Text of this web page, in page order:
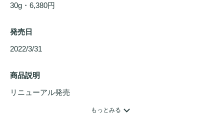
30g・6,380円
発売日
2022/3/31
商品説明
リニューアル発売
もっとみる